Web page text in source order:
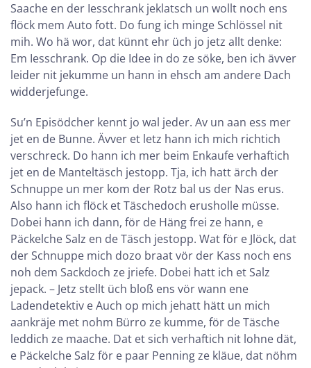
Saache en der Iesschrank jeklatsch un wollt noch ens
flöck mem Auto fott. Do fung ich minge Schlössel nit
mih. Wo hä wor, dat künnt ehr üch jo jetz allt denke:
Em Iesschrank. Op die Idee in do ze söke, ben ich ävver
leider nit jekumme un hann in ehsch am andere Dach
widderjefunge.
Su’n Episödcher kennt jo wal jeder. Av un aan ess mer
jet en de Bunne. Ävver et letz hann ich mich richtich
verschreck. Do hann ich mer beim Enkaufe verhaftich
jet en de Manteltäsch jestopp. Tja, ich hatt ärch der
Schnuppe un mer kom der Rotz bal us der Nas erus.
Also hann ich flöck et Täschedoch erusholle müsse.
Dobei hann ich dann, för de Häng frei ze hann, e
Päckelche Salz en de Täsch jestopp. Wat för e Jlöck, dat
der Schnuppe mich dozo braat vör der Kass noch ens
noh dem Sackdoch ze jriefe. Dobei hatt ich et Salz
jepack. – Jetz stellt üch bloß ens vör wann ene
Ladendetektiv e Auch op mich jehatt hätt un mich
aankräje met nohm Bürro ze kumme, för de Täsche
leddich ze maache. Dat et sich verhaftich nit lohne dät,
e Päckelche Salz för e paar Penning ze kläue, dat nöhm